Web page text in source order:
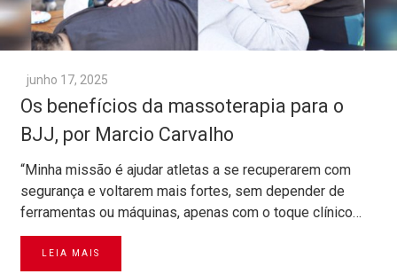
junho 17, 2025
Os benefícios da massoterapia para o
BJJ, por Marcio Carvalho
“Minha missão é ajudar atletas a se recuperarem com
segurança e voltarem mais fortes, sem depender de
ferramentas ou máquinas, apenas com o toque clínico…
LEIA MAIS